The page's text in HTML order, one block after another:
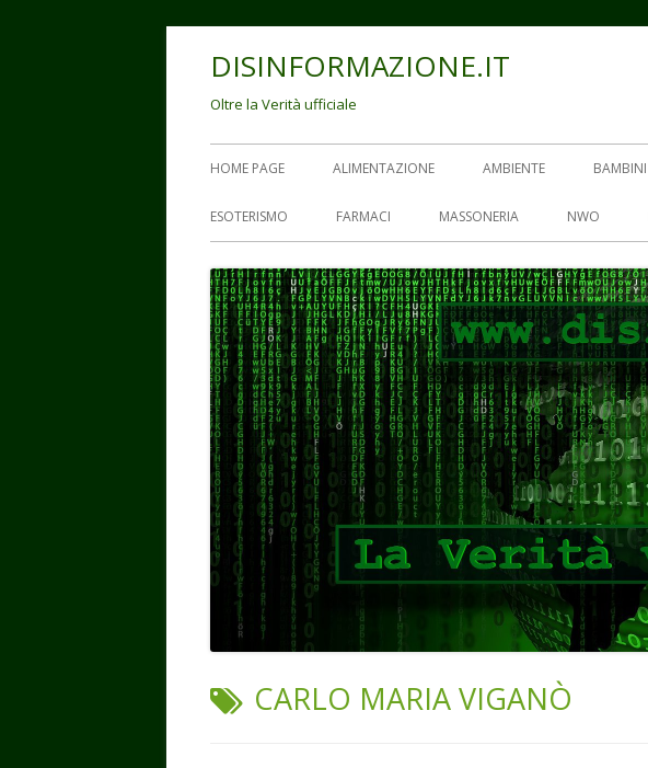
DISINFORMAZIONE.IT
Oltre la Verità ufficiale
Menu
principale
HOME PAGE ALIMENTAZIONE AMBIENTE BAMBINI
ESOTERISMO FARMACI MASSONERIA NWO
TAG:
CARLO MARIA VIGANÒ